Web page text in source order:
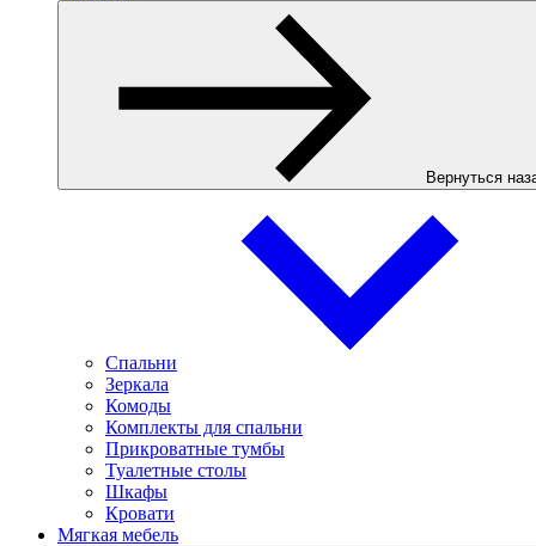
Вернуться
Спальни
Зеркала
Комоды
Комплекты для спальни
Прикроватные тумбы
Туалетные столы
Шкафы
Кровати
Мягкая мебель